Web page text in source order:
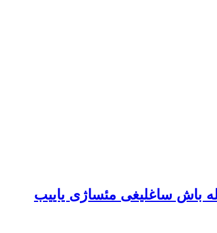
باش ساغلیغی مئساژی یاییب